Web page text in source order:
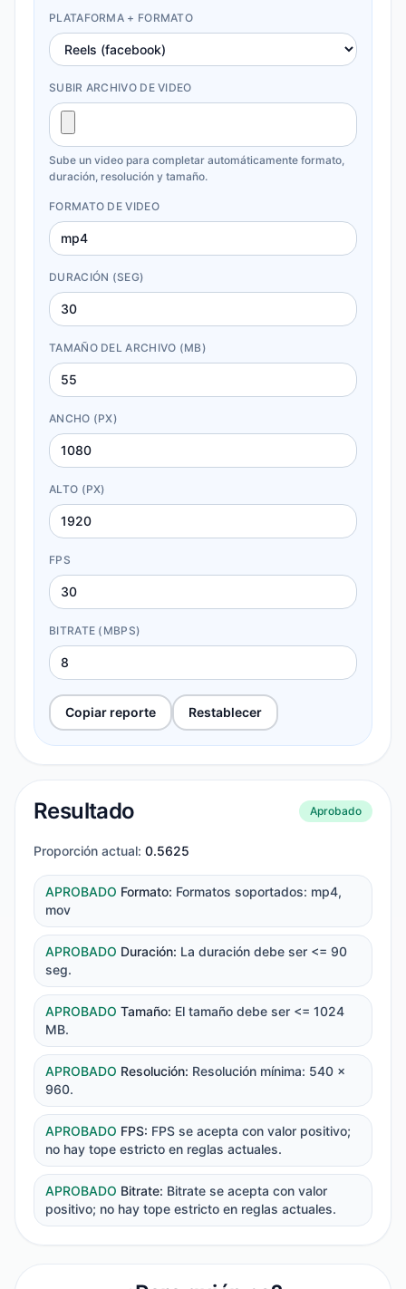
PLATAFORMA + FORMATO
SUBIR ARCHIVO DE VIDEO
Sube un video para completar automáticamente formato,
duración, resolución y tamaño.
FORMATO DE VIDEO
DURACIÓN (SEG)
TAMAÑO DEL ARCHIVO (MB)
ANCHO (PX)
ALTO (PX)
FPS
BITRATE (MBPS)
Copiar reporte Restablecer
Resultado Aprobado
Proporción actual: 0.5625
APROBADO Formato: Formatos soportados: mp4,
mov
APROBADO Duración: La duración debe ser <= 90
seg.
APROBADO Tamaño: El tamaño debe ser <= 1024
MB.
APROBADO Resolución: Resolución mínima: 540 x
960.
APROBADO FPS: FPS se acepta con valor positivo;
no hay tope estricto en reglas actuales.
APROBADO Bitrate: Bitrate se acepta con valor
positivo; no hay tope estricto en reglas actuales.